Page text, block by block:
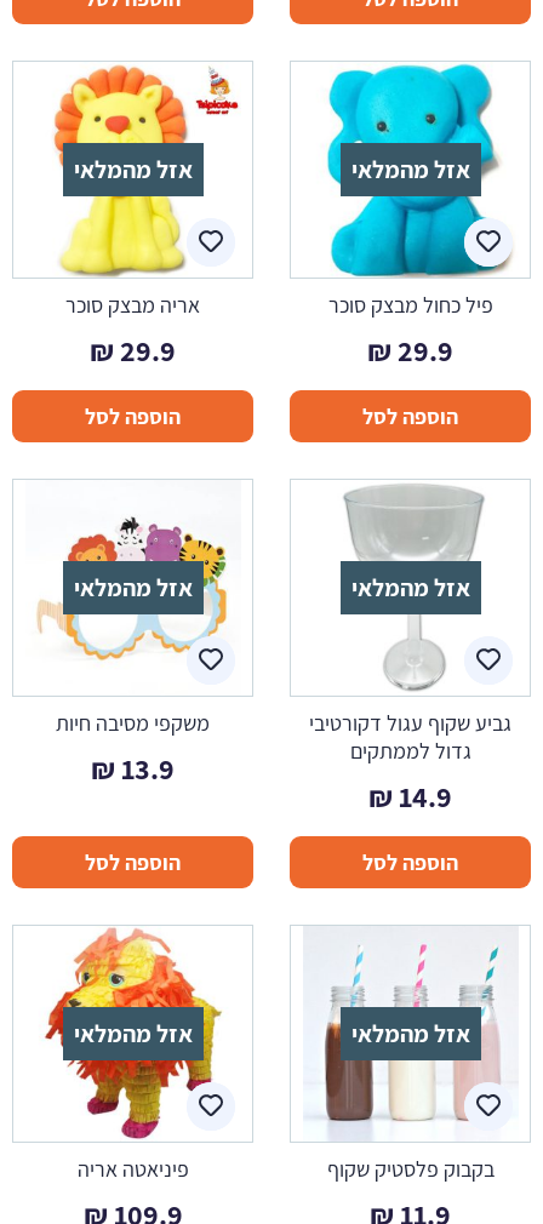
אזל מהמלאי
פיל כחול מבצק סוכר
29.9
₪
הוספה לסל
אזל מהמלאי
אריה מבצק סוכר
29.9
₪
הוספה לסל
אזל מהמלאי
גביע שקוף עגול דקורטיבי
גדול לממתקים
14.9
₪
הוספה לסל
אזל מהמלאי
משקפי מסיבה חיות
13.9
₪
הוספה לסל
אזל מהמלאי
בקבוק פלסטיק שקוף
11.9
₪
אזל מהמלאי
פיניאטה אריה
109.9
₪